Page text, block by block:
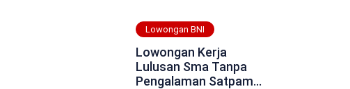
Lowongan BNI
Lowongan Kerja
Lulusan Sma Tanpa
Pengalaman Satpam